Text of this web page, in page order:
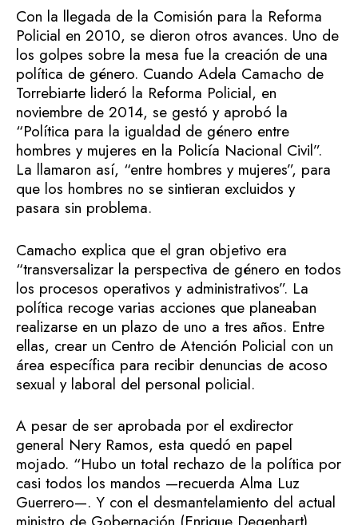
Con la llegada de la Comisión para la Reforma
Policial en 2010, se dieron otros avances. Uno de
los golpes sobre la mesa fue la creación de una
política de género. Cuando Adela Camacho de
Torrebiarte lideró la Reforma Policial, en
noviembre de 2014, se gestó y aprobó la
“Política para la igualdad de género entre
hombres y mujeres en la Policía Nacional Civil”.
La llamaron así, “entre hombres y mujeres”, para
que los hombres no se sintieran excluidos y
pasara sin problema.
Camacho explica que el gran objetivo era
“transversalizar la perspectiva de género en todos
los procesos operativos y administrativos”. La
política recoge varias acciones que planeaban
realizarse en un plazo de uno a tres años. Entre
ellas, crear un Centro de Atención Policial con un
área específica para recibir denuncias de acoso
sexual y laboral del personal policial.
A pesar de ser aprobada por el exdirector
general Nery Ramos, esta quedó en papel
mojado. “Hubo un total rechazo de la política por
casi todos los mandos —recuerda Alma Luz
Guerrero—. Y con el desmantelamiento del actual